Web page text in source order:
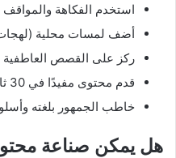
استخدم الفكاهة والمواقف
أضف لمسات محلية (لهجات،
ركز على القصص العاطفية
قدم محتوى مفيدًا في 30 ثانية
خاطب الجمهور بلغته
هل يمكن صناعة